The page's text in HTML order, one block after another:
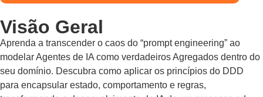
Visão Geral
Aprenda a transcender o caos do “prompt engineering” ao
modelar Agentes de IA como verdadeiros Agregados dentro do
seu domínio. Descubra como aplicar os princípios do DDD
para encapsular estado, comportamento e regras,